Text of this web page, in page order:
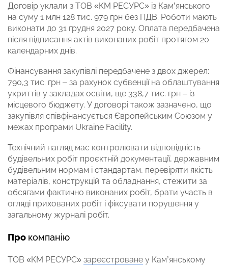
Договір уклали з ТОВ «КМ РЕСУРС» із Кам’янського
на суму 1 млн 128 тис. 979 грн без ПДВ. Роботи мають
виконати до 31 грудня 2027 року. Оплата передбачена
після підписання актів виконаних робіт протягом 20
календарних днів.
Фінансування закупівлі передбачене з двох джерел:
790,3 тис. грн – за рахунок субвенції на облаштування
укриттів у закладах освіти, ще 338,7 тис. грн – із
місцевого бюджету. У договорі також зазначено, що
закупівля співфінансується Європейським Союзом у
межах програми Ukraine Facility.
Технічний нагляд має контролювати відповідність
будівельних робіт проєктній документації, державним
будівельним нормам і стандартам, перевіряти якість
матеріалів, конструкцій та обладнання, стежити за
обсягами фактично виконаних робіт, брати участь в
огляді прихованих робіт і фіксувати порушення у
загальному журналі робіт.
Про компанію
ТОВ «КМ РЕСУРС» зареєстроване у Кам’янському